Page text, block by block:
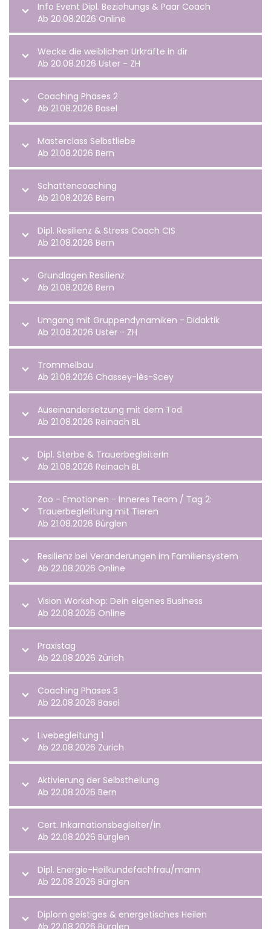
Info Event Dipl. Beziehungs & Paar Coach
Ab 20.08.2026 Online
Wecke die weiblichen Urkräfte in dir
Ab 20.08.2026 Uster - ZH
Coaching Phases 2
Ab 21.08.2026 Basel
Masterclass Selbstliebe
Ab 21.08.2026 Bern
Schattencoaching
Ab 21.08.2026 Bern
Dipl. Resilienz & Stress Coach CIS
Ab 21.08.2026 Bern
Grundlagen Resilienz
Ab 21.08.2026 Bern
Umgang mit Gruppendynamiken - Didaktik
Ab 21.08.2026 Uster - ZH
Trommelbau
Ab 21.08.2026 Chassey-lès-Scey
Auseinandersetzung mit dem Tod
Ab 21.08.2026 Reinach BL
Dipl. Sterbe & TrauerbegleiterIn
Ab 21.08.2026 Reinach BL
Zoo - Emotionen - Inneres Team / Tag 2:
Trauerbeglelitung mit Tieren
Ab 21.08.2026 Bürglen
Resilienz bei Veränderungen im Familiensystem
Ab 22.08.2026 Online
Vision Workshop: Dein eigenes Business
Ab 22.08.2026 Online
Praxistag
Ab 22.08.2026 Zürich
Coaching Phases 3
Ab 22.08.2026 Basel
Livebegleitung 1
Ab 22.08.2026 Zürich
Aktivierung der Selbstheilung
Ab 22.08.2026 Bern
Cert. Inkarnationsbegleiter/in
Ab 22.08.2026 Bürglen
Dipl. Energie-Heilkundefachfrau/mann
Ab 22.08.2026 Bürglen
Diplom geistiges & energetisches Heilen